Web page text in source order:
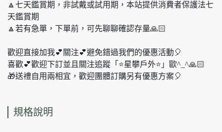
🔼七天鑑賞期，非試戴或試用期，本站提供消費者保護法七
天鑑賞期
🔼若有急單，下單前，可先聊聊確認存量🙏🏻
歡迎直接加我💕關注💕避免錯過我們的優惠活動🎈
喜歡💕歡迎下訂並且關注追蹤「⭐️星攀戶外⭐️」歐^_^🙏🏻
🎁送禮自用兩相宜，歡迎團體訂購另有優惠方案🎈
規格說明